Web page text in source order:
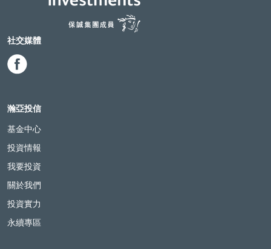
社交媒體
瀚亞投信
基金中心
投資情報
我要投資
關於我們
投資實力
永續專區